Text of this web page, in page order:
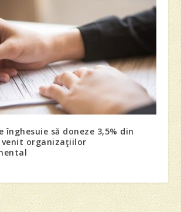
înghesuie să doneze 3,5% din
organizaţiilor